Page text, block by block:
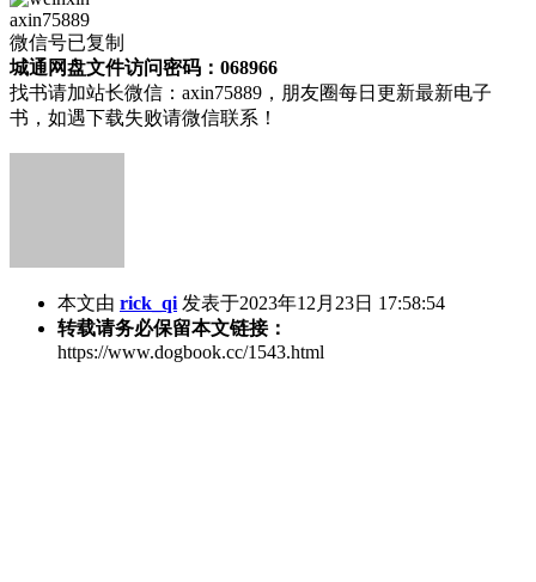
axin75889
微信号已复制
城通网盘文件访问密码：068966
找书请加站长微信：axin75889，朋友圈每日更新最新电子
书，如遇下载失败请微信联系！
本文由 rick_qi 发表于2023年12月23日 17:58:54
转载请务必保留本文链接：
https://www.dogbook.cc/1543.html